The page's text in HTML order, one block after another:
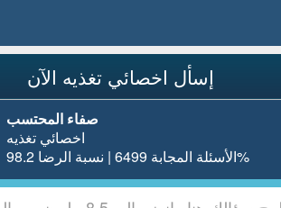
إسأل اخصائي تغذيه الآن
صفاء المحتسب
اخصائي تغذيه
الأسئلة المجابة 6499 | نسبة الرضا 98.2%